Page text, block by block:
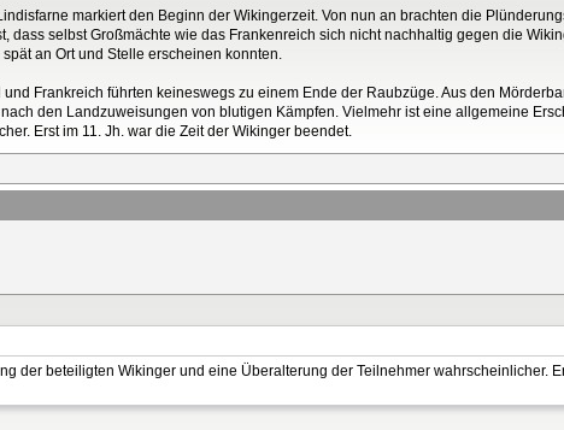
markiert den Beginn der Wikingerzeit. Von nun an brachten die
dass selbst Großmächte wie das Frankenreich sich nicht nachhaltig gegen die
an Ort und Stelle erscheinen konnten.
Frankreich führten keineswegs zu einem Ende der Raubzüge. Aus den
den Landzuweisungen von blutigen Kämpfen. Vielmehr ist eine allgemeine
Erst im 11. Jh. war die Zeit der Wikinger beendet.
der beteiligten Wikinger und eine Überalterung der Teilnehmer wahrscheinlicher.